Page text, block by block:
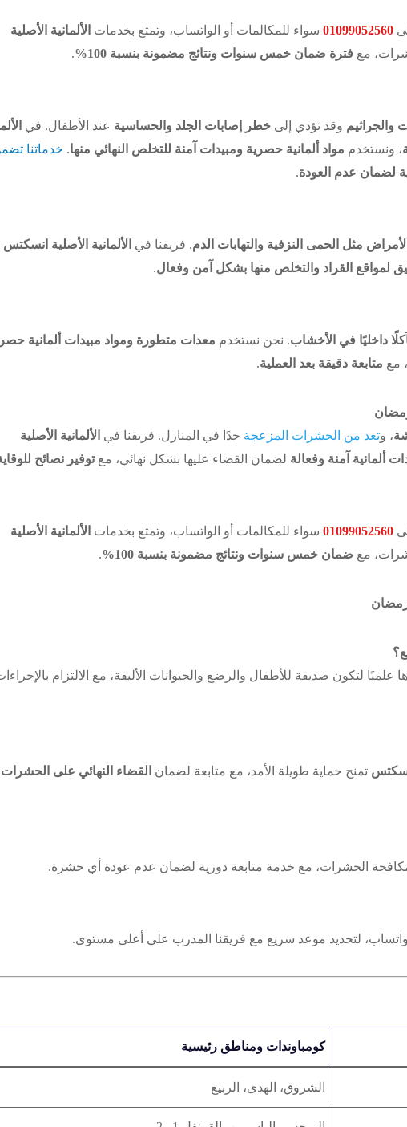
01099052560 سواء للمكالمات أو الواتساب، وتمتع بخدمات الألمانية الأصلية
مع فترة ضمان خمس سنوات ونتائج مضمونة بنسبة 100% .
والجراثيم وقد تؤدي إلى خطر إصابات الجلد والحساسية عند الأطفال. في
، ونستخدم مواد ألمانية حصرية ومبيدات آمنة للتخلص النهائي منها. خدماتنا
لضمان عدم العودة.
مثل الحمى النزفية والتهابات الدم. فريقنا في الألمانية الأصلية انسكتس
لمواقع القراد والتخلص منها بشكل آمن وفعال.
داخليًا في الأخشاب. نحن نستخدم معدات متطورة ومواد مبيدات ألمانية
، مع متابعة دقيقة بعد العملية.
، وتعد من الحشرات المزعجة جدًا في المنازل. فريقنا في الألمانية الأصلية
ألمانية آمنة وفعالة لضمان القضاء عليها بشكل نهائي، معتوفير نصائح
01099052560 سواء للمكالمات أو الواتساب، وتمتع بخدمات الألمانية الأصلية
مع ضمان خمس سنوات ونتائج مضمونة بنسبة 100% .
رمضان
علميًا لتكون صديقة للأطفال والرضع والحيوانات الأليفة، مع الالتزام
انسكتس تمنح حماية طويلة الأمد، مع متابعة لضمان القضاء النهائي على الحشرات
الحشرات، مع خدمة متابعة دورية لضمان عدم عودة أي حشرة.
لتحديد موعد سريع مع فريقنا المدرب على أعلى مستوى.
كومباوندات ومناطق رئيسية
الشروق، الهدى، الربيع